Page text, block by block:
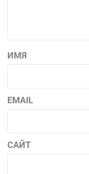
ИМЯ
EMAIL
САЙТ